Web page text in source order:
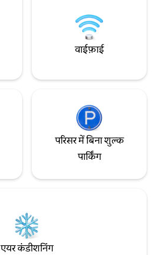
वाईफ़ाई
परिसर में बिना शुल्क
पार्किंग
एयर कंडीशनिंग